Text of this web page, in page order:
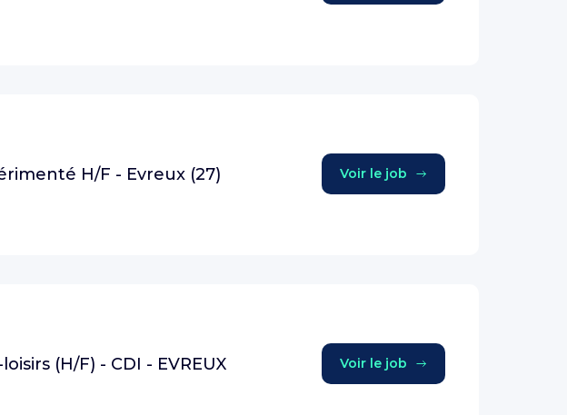
H/F - Evreux (27) Voir le job
(H/F) - CDI - EVREUX Voir le job